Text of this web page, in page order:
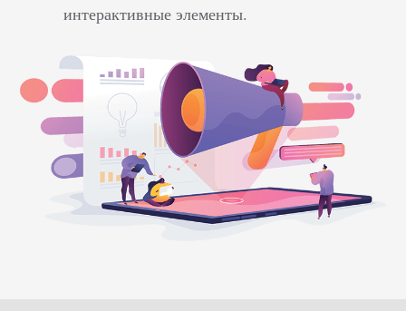
интерактивные элементы.